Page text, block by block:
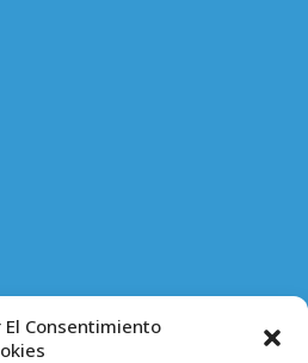
El Consentimiento